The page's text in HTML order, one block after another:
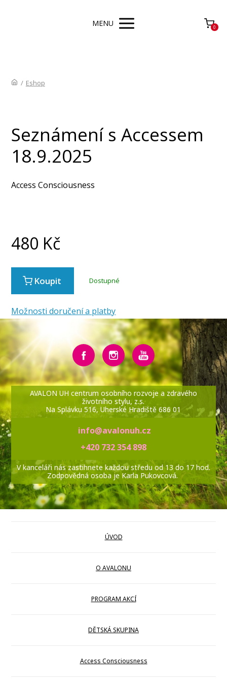
MENU 0
/ Eshop
Seznámení s Accessem
18.9.2025
Access Consciousness
480 Kč
Koupit Dostupné
Možnosti doručení a platby
AVALON UH centrum osobního rozvoje a zdravého
životního stylu, z.s.
Na Splávku 516, Uherské Hradiště 686 01
info@avalonuh.cz
+420 732 354 898
V kanceláři nás zastihnete každou středu od 13 do 17 hod.
Zodpovědná osoba je Karla Pukovcová.
ÚVOD
O AVALONU
PROGRAM AKCÍ
DĚTSKÁ SKUPINA
Access Consciousness